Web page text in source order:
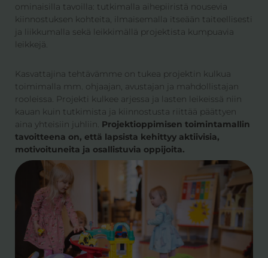
ominaisilla tavoilla: tutkimalla aihepiiristä nousevia
kiinnostuksen kohteita, ilmaisemalla itseään taiteellisesti
ja liikkumalla sekä leikkimällä projektista kumpuavia
leikkejä.
Kasvattajina tehtävämme on tukea projektin kulkua
toimimalla mm. ohjaajan, avustajan ja mahdollistajan
rooleissa. Projekti kulkee arjessa ja lasten leikeissä niin
kauan kuin tutkimista ja kiinnostusta riittää päättyen
aina yhteisiin juhliin. Projektioppimisen toimintamallin
tavoitteena on, että lapsista kehittyy aktiivisia,
motivoituneita ja osallistuvia oppijoita.